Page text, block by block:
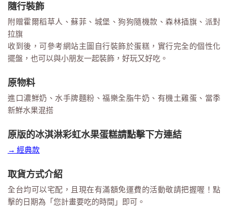
隨行裝飾
附贈霍爾稻草人、蘇菲、城堡、狗狗隨機款、森林插旗、派對
拉旗
收到後，可參考網站主圖自行裝飾於蛋糕，實行完全的個性化
擺盤，也可以與小朋友一起裝飾，好玩又好吃。
原物料
進口濃鮮奶、水手牌麵粉、福樂全脂牛奶、有機土雞蛋、當季
新鮮水果混搭
原版的冰淇淋彩虹水果蛋糕請點擊下方連結
→ 經典款
取貨方式介紹
全台均可以宅配，且現在有滿額免運費的活動敬請把握喔！點
擊的日期為「您計畫要吃的時間」即可。